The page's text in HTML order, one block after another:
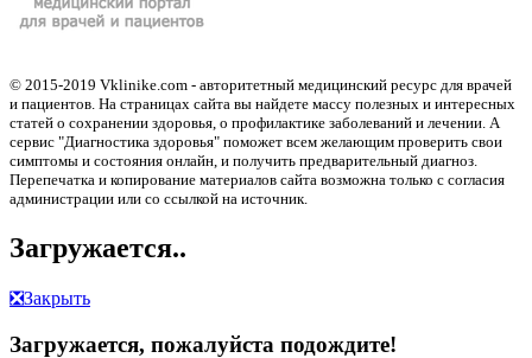
© 2015-2019 Vklinike.com - авторитетный медицинский ресурс для врачей
и пациентов. На страницах сайта вы найдете массу полезных и интересных
статей о сохранении здоровья, о профилактике заболеваний и лечении. А
сервис "Диагностика здоровья" поможет всем желающим проверить свои
симптомы и состояния онлайн, и получить предварительный диагноз.
Перепечатка и копирование материалов сайта возможна только с согласия
администрации или со ссылкой на источник.
Загружается..
❎Закрыть
Загружается, пожалуйста подождите!